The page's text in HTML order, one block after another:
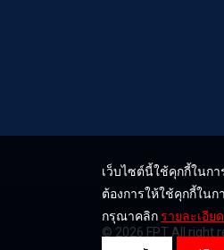
เว็บไซต์นี้ใช้คุกกี้ในก
ต้องการให้ใช้คุกกี้ในก
กรุณาคลิกรายละเอีย
© 2026 FPT All right